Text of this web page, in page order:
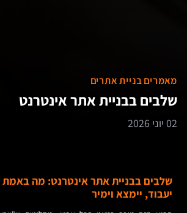
מאמרים בניית אתרים
שלבים בבניית אתר אינטרנט
02 יוני 2026
שלבים בבניית אתר אינטרנט: מה
יעבוד, יימצא וימיר